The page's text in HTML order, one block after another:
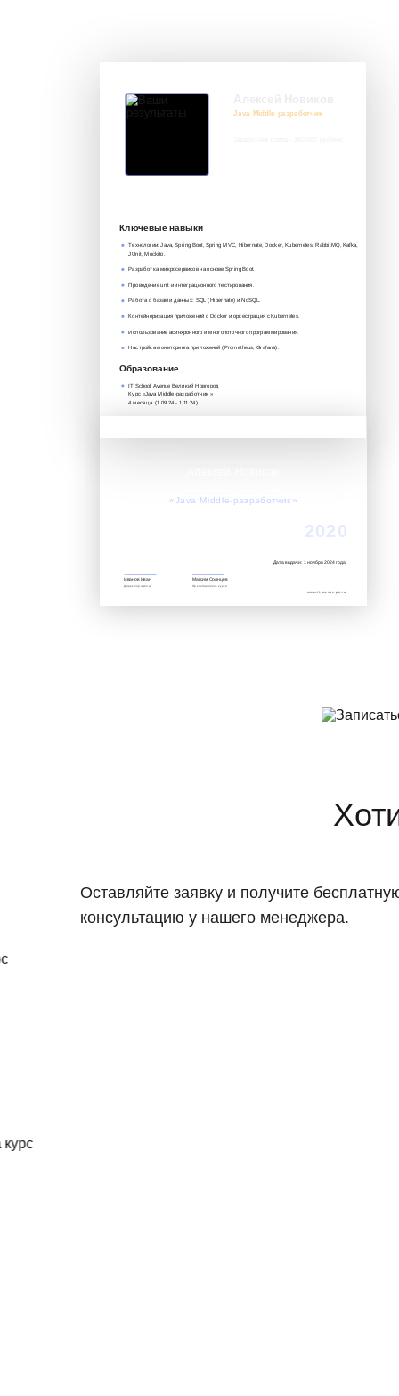
Java Middle разработчик
Ключевые навыки
Технологии: Java, Spring Boot, Spring MVC, Hibernate, Docker, Kubernetes, RabbitMQ, Kafka,
JUnit, Mockito.
Разработка микросервисов на основе Spring Boot.
Проведение unit и интеграционного тестирования.
Работа с базами данных: SQL (Hibernate) и NoSQL.
Контейнеризация приложений с Docker и оркестрация с Kubernetes.
Использование асинхронного и многопоточного программирования.
Настройка мониторинга приложений (Prometheus, Grafana).
Образование
IT School Avenue Великий Новгород
Курс «Java Middle-разработчик »‎
4 месяца. (1.09.24 - 1.11.24)
«Java Middle-разработчик»‎
2020
Дата выдачи: 1 ноября 2024 года
www.it.avenue-pro.ru
Иванов Иван
Директор школы
Максим Солнцев
Преподаватель курса
Оставляйте заявку и получите
консультацию у нашего менеджера.